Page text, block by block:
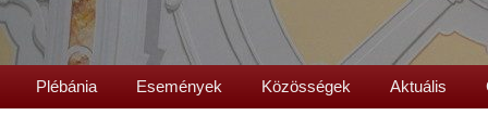
Plébánia Események Közösségek Aktuális